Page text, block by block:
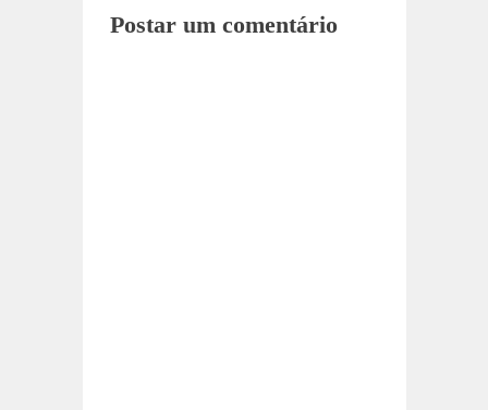
Postar um comentário